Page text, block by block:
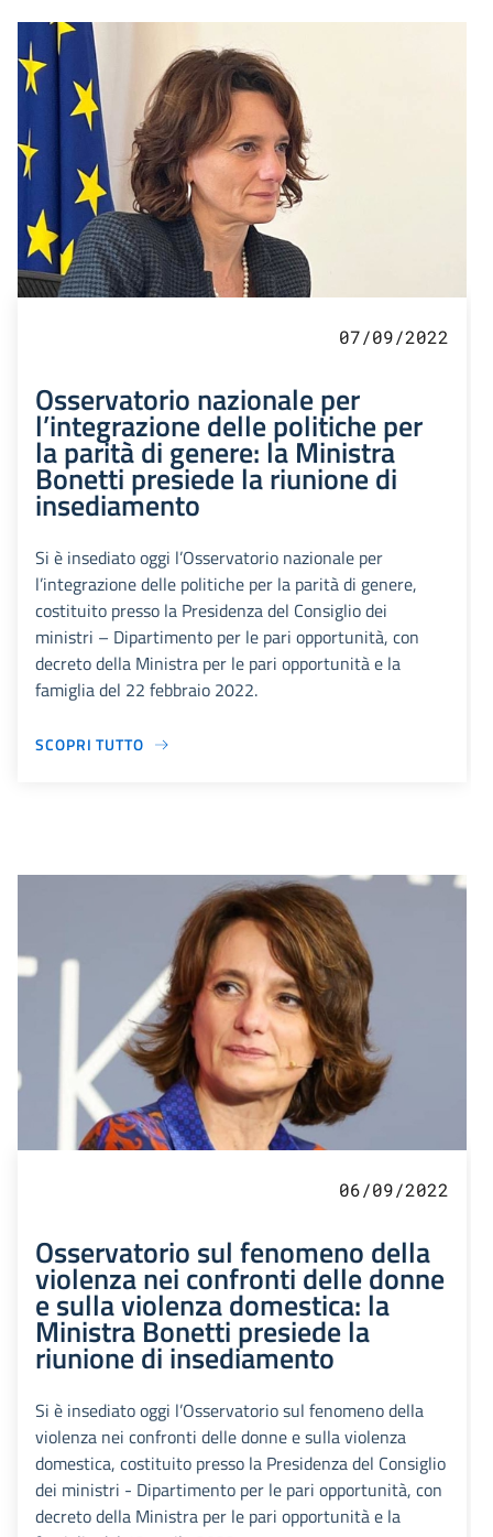
07/09/2022
Osservatorio nazionale per
l’integrazione delle politiche per
la parità di genere: la Ministra
Bonetti presiede la riunione di
insediamento
Si è insediato oggi l’Osservatorio nazionale per
l’integrazione delle politiche per la parità di genere,
costituito presso la Presidenza del Consiglio dei
ministri – Dipartimento per le pari opportunità, con
decreto della Ministra per le pari opportunità e la
famiglia del 22 febbraio 2022.
SCOPRI TUTTO
06/09/2022
Osservatorio sul fenomeno della
violenza nei confronti delle donne
e sulla violenza domestica: la
Ministra Bonetti presiede la
riunione di insediamento
Si è insediato oggi l’Osservatorio sul fenomeno della
violenza nei confronti delle donne e sulla violenza
domestica, costituito presso la Presidenza del Consiglio
dei ministri - Dipartimento per le pari opportunità, con
decreto della Ministra per le pari opportunità e la